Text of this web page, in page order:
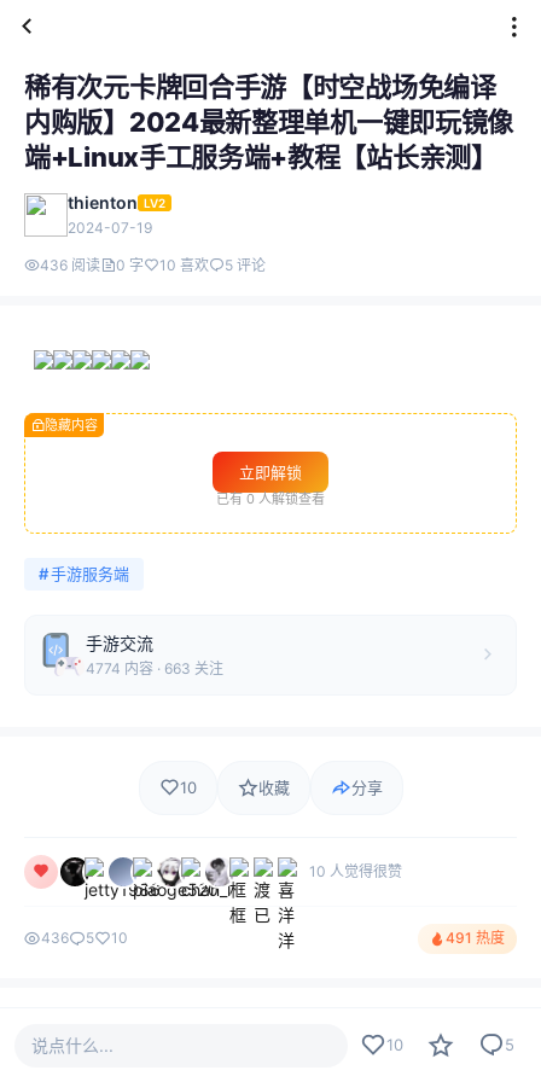
稀有次元卡牌回合手游【时空战场免编译
内购版】2024最新整理单机一键即玩镜像
端+Linux手工服务端+教程【站长亲测】
thienton LV2
2024-07-19
436 阅读 0 字 10 喜欢 5 评论
隐藏内容
立即解锁
已有 0 人解锁查看
#手游服务端
手游交流
4774 内容 · 663 关注
10 收藏 分享
10 人觉得很赞
436 5 10 491 热度
说点什么... 10 5